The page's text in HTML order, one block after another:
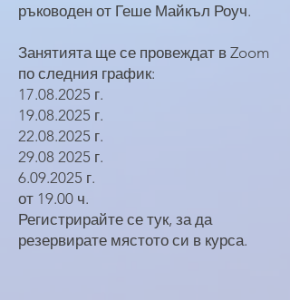
ръководен от Геше Майкъл Роуч.
Занятията ще се провеждат в Zoom
по следния график:
17.08.2025 г.
19.08.2025 г.
22.08.2025 г.
29.08 2025 г.
6.09.2025 г.
от 19.00 ч.
Регистрирайте се тук, за да
резервирате мястото си в курса.